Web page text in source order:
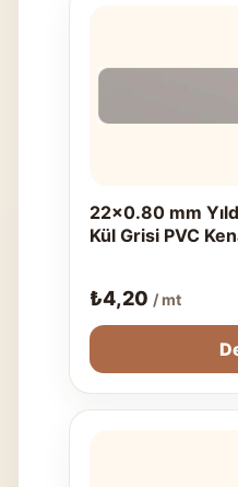
22x0.80 mm
Kül Grisi PVC
₺4,20 / mt